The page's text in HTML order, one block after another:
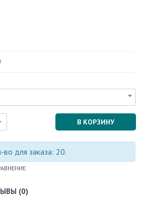
В КОРЗИНУ
для заказа: 20.
(0)